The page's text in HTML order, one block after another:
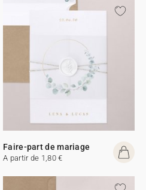
Faire-part de mariage
A partir de 1,80 €